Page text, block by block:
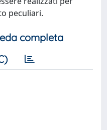
peculiari.
completa